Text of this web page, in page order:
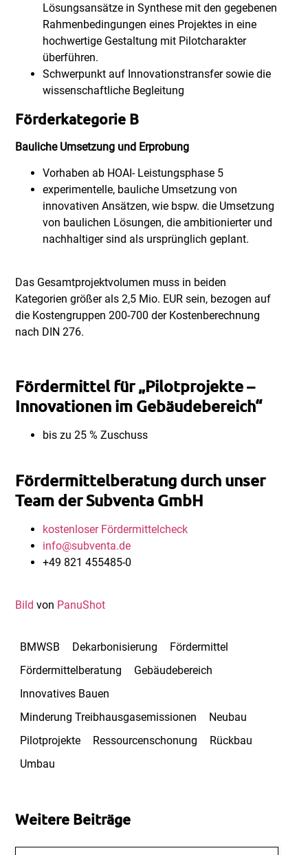
Lösungsansätze in Synthese mit den gegebenen
Rahmenbedingungen eines Projektes in eine
hochwertige Gestaltung mit Pilotcharakter
überführen.
Schwerpunkt auf Innovationstransfer sowie die
wissenschaftliche Begleitung
Förderkategorie B
Bauliche Umsetzung und Erprobung
Vorhaben ab HOAI- Leistungsphase 5
experimentelle, bauliche Umsetzung von
innovativen Ansätzen, wie bspw. die Umsetzung
von baulichen Lösungen, die ambitionierter und
nachhaltiger sind als ursprünglich geplant.
Das Gesamtprojektvolumen muss in beiden
Kategorien größer als 2,5 Mio. EUR sein, bezogen auf
die Kostengruppen 200-700 der Kostenberechnung
nach DIN 276.
Fördermittel für „Pilotprojekte –
Innovationen im Gebäudebereich“
bis zu 25 % Zuschuss
Fördermittelberatung durch unser
Team der Subventa GmbH
kostenloser Fördermittelcheck
info@subventa.de
+49 821 455485-0
Bild von PanuShot
BMWSB Dekarbonisierung
Fördermittel
Fördermittelberatung
Gebäudebereich
Innovatives Bauen
Minderung Treibhausgasemissionen
Neubau
Pilotprojekte
Ressourcenschonung
Rückbau
Umbau
Weitere Beiträge